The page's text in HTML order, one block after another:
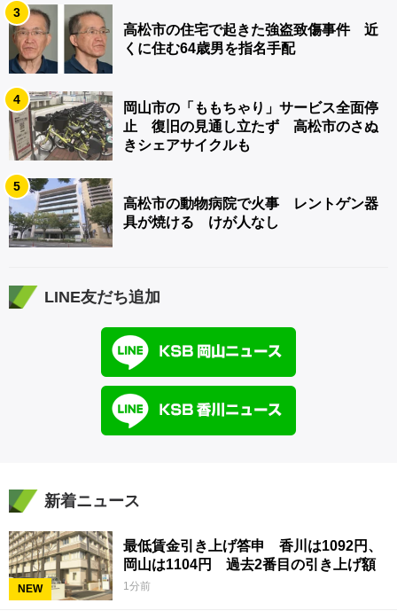
3
高松市の住宅で起きた強盗致傷事件 近
くに住む64歳男を指名手配
4
岡山市の「ももちゃり」サービス全面停
止 復旧の見通し立たず 高松市のさぬ
きシェアサイクルも
5
高松市の動物病院で火事 レントゲン器
具が焼ける けが人なし
LINE友だち追加
新着ニュース
NEW
最低賃金引き上げ答申 香川は1092円、
岡山は1104円 過去2番目の引き上げ額
1分前